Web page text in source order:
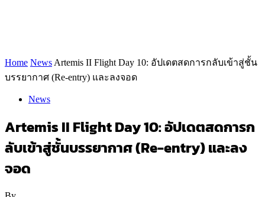
Home News Artemis II Flight Day 10: อัปเดตสดการกลับเข้าสู่ชั้น
บรรยากาศ (Re-entry) และลงจอด
News
Artemis II Flight Day 10: อัปเดตสดการก
ลับเข้าสู่ชั้นบรรยากาศ (Re-entry) และลง
จอด